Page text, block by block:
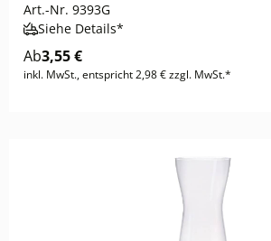
Art.-Nr. 9393G
Siehe Details*
Ab3,55 €
inkl. MwSt., entspricht 2,98 € zzgl. MwSt.*